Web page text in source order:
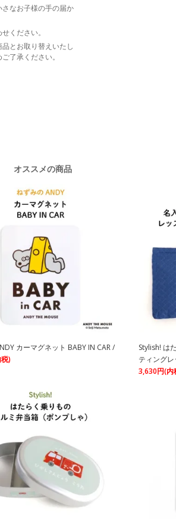
なお子様の手の届か
ください。
とお取り替えいたし
了承ください。
オススメの商品
カーマグネット BABY IN CAR /
)
Stylish! は
ティング
3,630円(内